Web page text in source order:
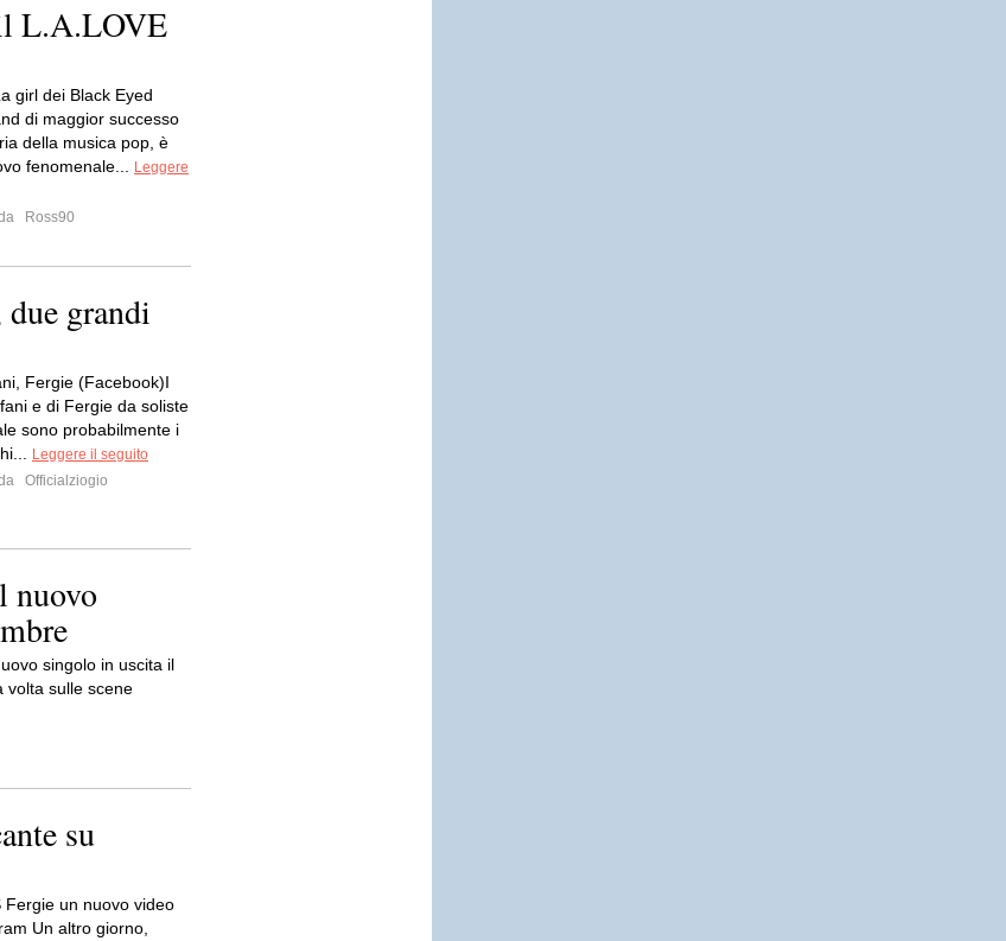
L.A.LOVE
girl dei Black Eyed
di maggior successo
della musica pop, è
fenomenale...
Leggere
Ross90
grandi
Fergie (Facebook)I
e di Fergie da soliste
sono probabilmente i
Leggere il seguito
Officialziogio
nuovo
singolo in uscita il
volta sulle scene
su
Fergie un nuovo video
Un altro giorno,